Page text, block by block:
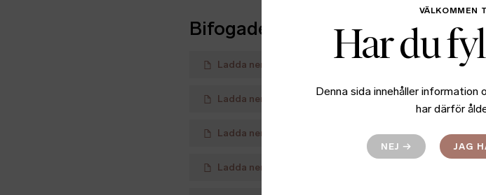
Bifogade filer
Ladda ner High Coast Whisky lanserar Mongolica Peated
Ladda ner Mongolica Peated 1 1200x630
Ladda ner Mongolica Peated 2 1200x630
Ladda ner
VÄLKOMMEN
Har du
Denna sida innehåller information
har därför
JAG
NEJ →